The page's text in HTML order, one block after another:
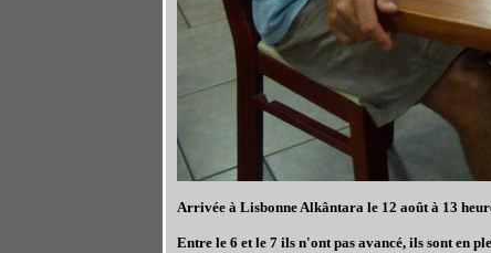
Arrivée à Lisbonne Alkântara le 12 août à 13
Entre le 6 et le 7 ils n'ont pas avancé, ils sont en